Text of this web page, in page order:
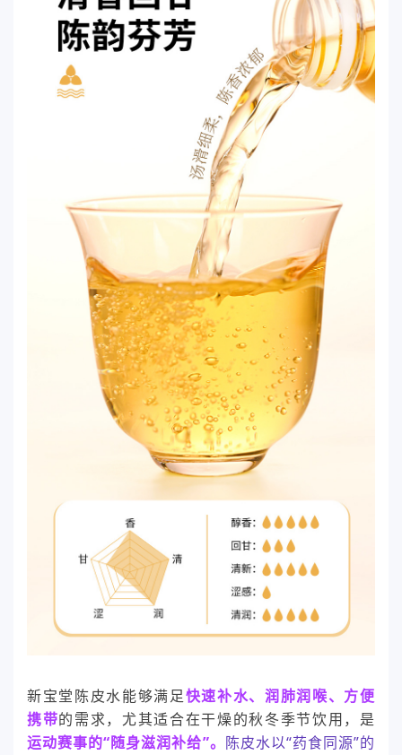
新宝堂陈皮水能够满足快速补水、润肺润喉、方便
携带的需求，尤其适合在干燥的秋冬季节饮用，是
运动赛事的“随身滋润补给”。 陈皮水以“药食同源”的